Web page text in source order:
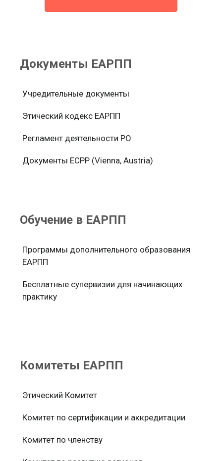
Документы ЕАРПП
Учредительные документы
Этический кодекс ЕАРПП
Регламент деятельности РО
Документы ЕСРР (Vienna, Austria)
Обучение в ЕАРПП
Программы дополнительного образования
ЕАРПП
Бесплатные супервизии для начинающих
практику
Комитеты ЕАРПП
Этический Комитет
Комитет по сертификации и аккредитации
Комитет по членству